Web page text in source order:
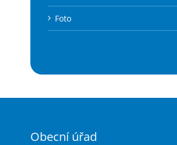
Foto
Obecní úřad